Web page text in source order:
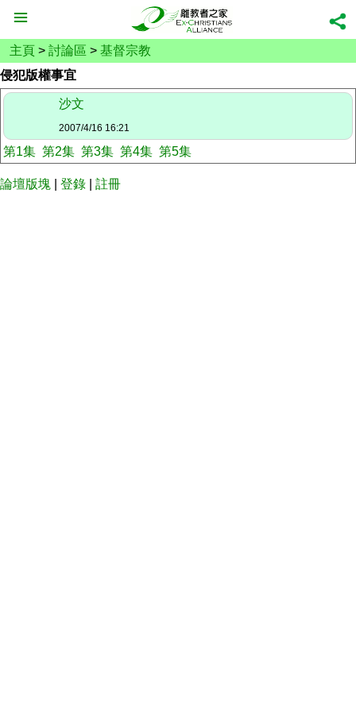
主頁 > 討論區 > 基督宗教
侵犯版權事宜
沙文
2007/4/16 16:21
第1集 第2集 第3集 第4集 第5集
論壇版塊 登錄 註冊